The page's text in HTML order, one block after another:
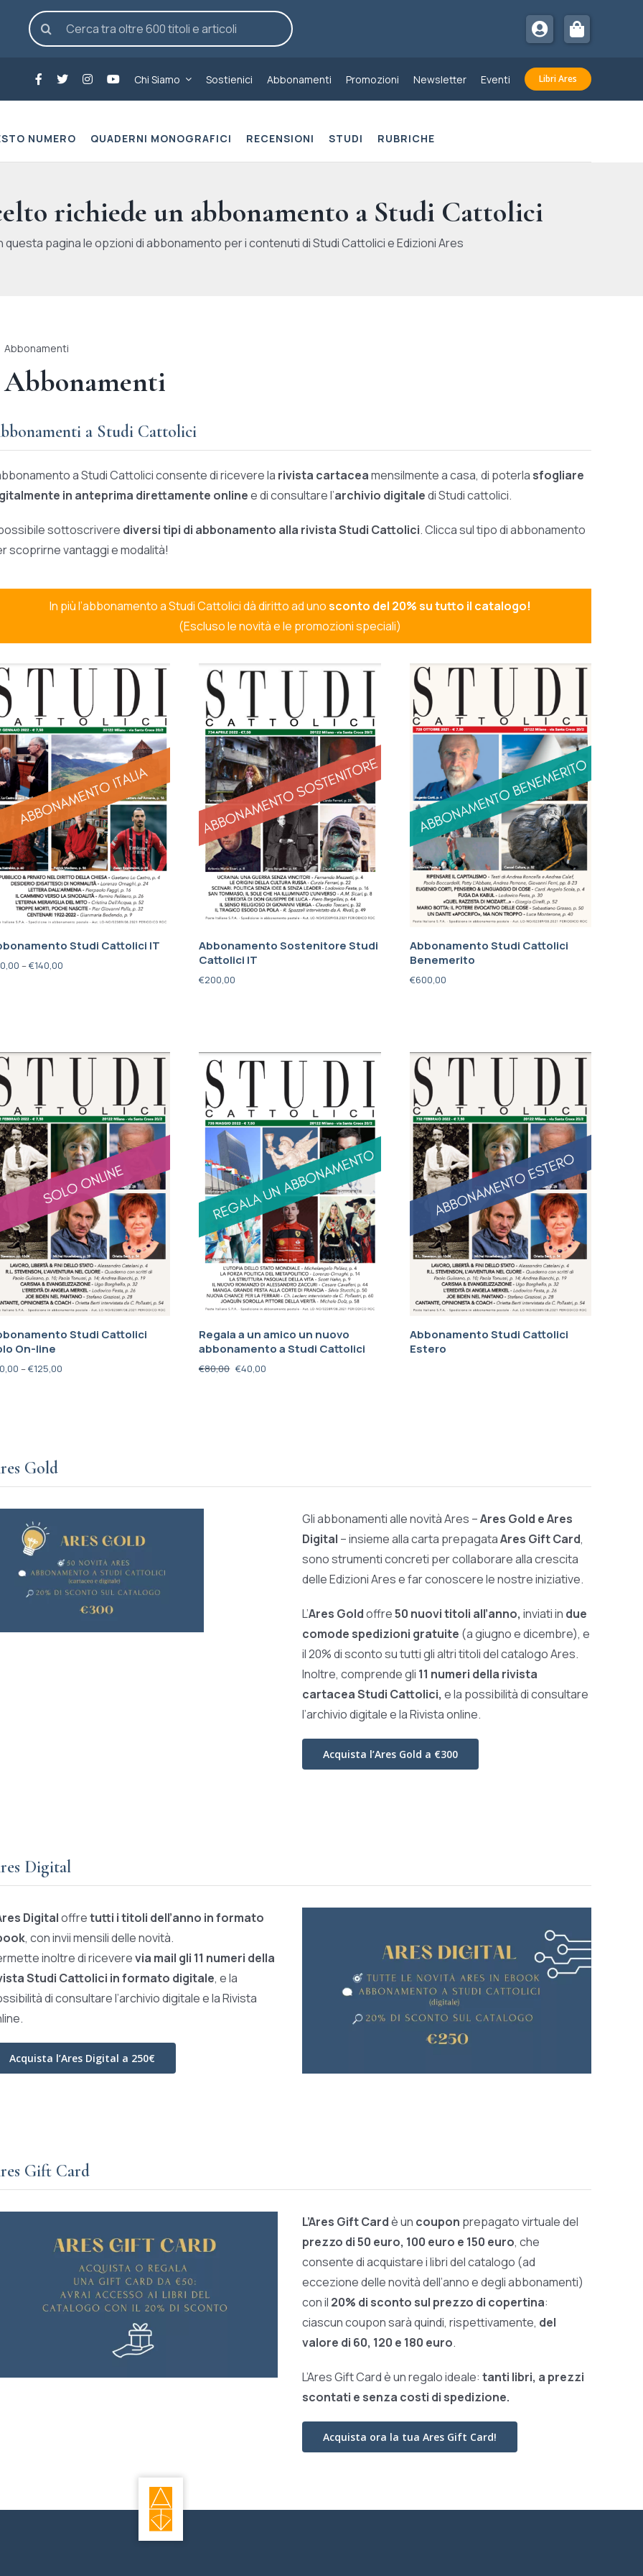
Cerca
per:
Chi Siamo Sostienici Abbonamenti Promozioni Newsletter Eventi Libri Ares
NUMERO QUADERNI MONOGRAFICI RECENSIONI STUDI RUBRICHE
richiede un abbonamento a Studi Cattolici
questa pagina le opzioni di abbonamento per i contenuti di Studi Cattolici e Edizioni Ares
Abbonamenti
Abbonamenti
a Studi Cattolici
a Studi Cattolici consente di ricevere la rivista cartaceamensilmente a casa, di poterla sfogliare
in anteprima direttamente onlinee di consultare l’archivio digitaledi Studi cattolici.
sottoscrivere diversi tipi di abbonamento alla rivista Studi Cattolici. Clicca sul tipo di abbonamento
scoprirne vantaggi e modalità!
In più l’abbonamento a Studi Cattolici dà diritto ad unosconto del 20% su tutto il catalogo!
(Escluso le novità e le promozioni speciali)
Studi Cattolici IT
–€140,00
Abbonamento Sostenitore Studi
Cattolici IT
€200,00
Abbonamento Studi Cattolici
Benemerito
€600,00
Studi Cattolici
On-line
–€125,00
Regala a un amico un nuovo
abbonamento a Studi Cattolici
€80,00 €40,00
Abbonamento Studi Cattolici
Estero
Gold
Gli abbonamenti alle novità Ares –Ares Gold e Ares
Digital – insieme alla carta prepagataAres Gift Card,
sono strumenti concreti per collaborare alla crescita
delle Edizioni Ares e far conoscere le nostre iniziative.
L’Ares Goldoffre50 nuovi titoli all’anno, inviati in due
comode spedizioni gratuite (a giugno e dicembre), e
il 20% di sconto su tutti gli altri titoli del catalogo Ares.
Inoltre, comprende gli 11 numeri della rivista
cartacea Studi Cattolici, e la possibilità di consultare
l’archivio digitale e la Rivista online.
Acquista l’Ares Gold a €300
Digital
Digitaloffretutti i titoli dell’anno in formato
, con invii mensili delle novità.
inoltre di riceverevia mail gli 11 numeri della
Studi Cattolici in formato digitale, e la
di consultare l’archivio digitale e la Rivista
Acquista l’Ares Digital a 250€
Gift Card
L’Ares Gift Cardè un coupon prepagato virtuale del
prezzo di 50 euro, 100 euro e 150 euro, che
consente di acquistare i libri del catalogo (ad
eccezione delle novità dell’anno e degli abbonamenti)
con il 20% di sconto sul prezzo di copertina:
ciascun coupon sarà quindi, rispettivamente, del
valore di 60, 120 e 180 euro.
L’Ares Gift Card è un regalo ideale: tanti libri, a prezzi
scontati e senza costi di spedizione.
Acquista ora la tua Ares Gift Card!